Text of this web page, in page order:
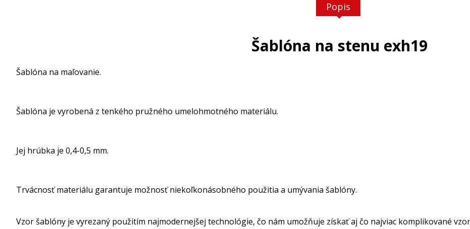
Popis
Šablóna na stenu exh19
Šablóna na maľovanie.
Šablóna je vyrobená z tenkého pružného umelohmotného materiálu.
Jej hrúbka je 0,4-0,5 mm.
Trvácnosť materiálu garantuje možnosť niekoľkonásobného použitia a umývania šablóny.
Vzor šablóny je vyrezaný použitím najmodernejšej technológie, čo nám umožňuje získať aj čo najviac komplikované